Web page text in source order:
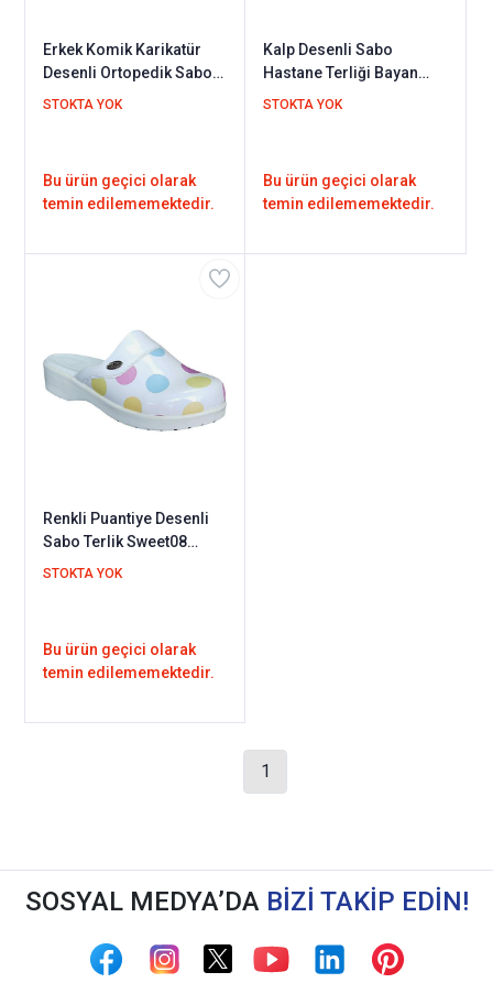
Erkek Komik Karikatür
Desenli Ortopedik Sabo
Terlik Sweet102
STOKTA YOK
Bu ürün geçici olarak
temin edilememektedir.
Kalp Desenli Sabo
Hastane Terliği Bayan
Sweet03
STOKTA YOK
Bu ürün geçici olarak
temin edilememektedir.
Renkli Puantiye Desenli
Sabo Terlik Sweet08
(Ortopedik ve Deri)
STOKTA YOK
Bu ürün geçici olarak
temin edilememektedir.
1
SOSYAL MEDYA’DA BİZİ TAKİP EDİN!